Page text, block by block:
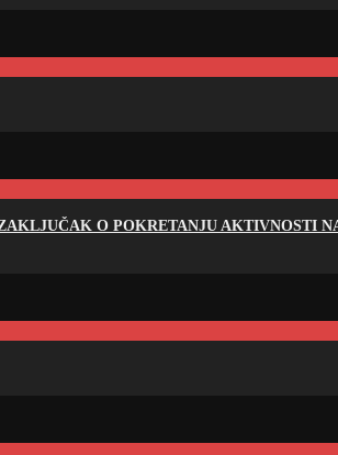
O POKRETANJU AKTIVNOSTI